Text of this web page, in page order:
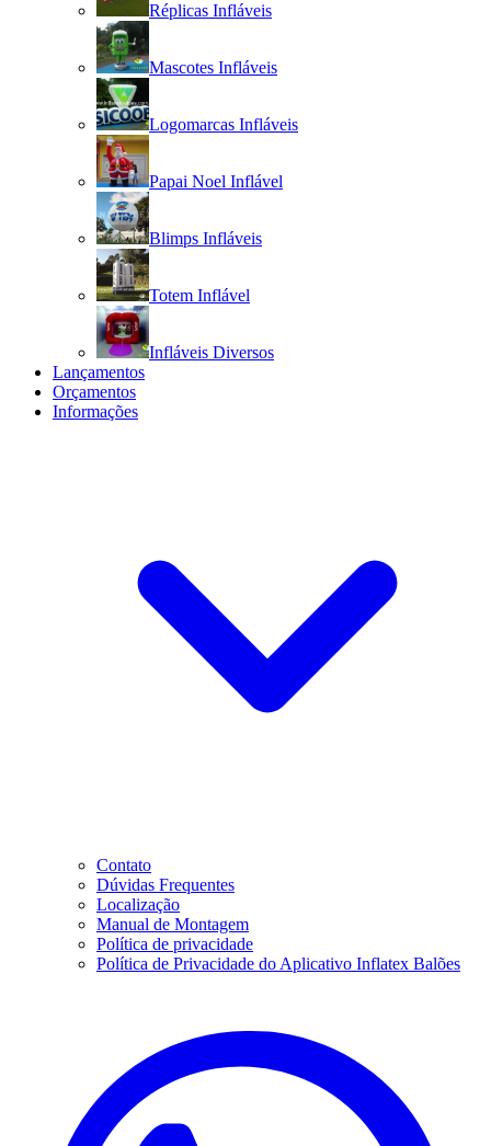
Réplicas Infláveis
Mascotes Infláveis
Logomarcas Infláveis
Papai Noel Inflável
Blimps Infláveis
Totem Inflável
Infláveis Diversos
Lançamentos
Orçamentos
Informações
Contato
Dúvidas Frequentes
Localização
Manual de Montagem
Política de privacidade
Política de Privacidade do Aplicativo Inflatex Balões